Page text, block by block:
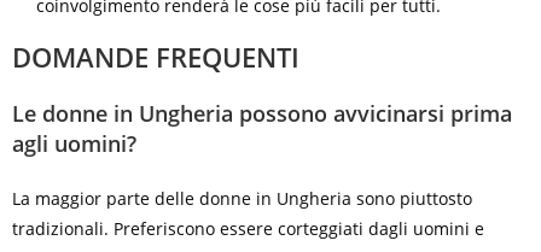
coinvolgimento renderà le cose più facili per tutti.
DOMANDE FREQUENTI
Le donne in Ungheria possono avvicinarsi prima
agli uomini?
La maggior parte delle donne in Ungheria sono piuttosto
tradizionali. Preferiscono essere corteggiati dagli uomini e